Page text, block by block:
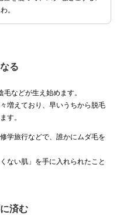
。
る
などが生え始めます。
増えており、早いうちから脱毛
す。
学旅行などで、誰かにムダ毛を
ない肌」を手に入れられたこと
済む